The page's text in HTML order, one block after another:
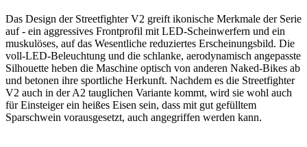
Das Design der Streetfighter V2 greift ikonische Merkmale der Serie
auf - ein aggressives Frontprofil mit LED-Scheinwerfern und ein
muskulöses, auf das Wesentliche reduziertes Erscheinungsbild. Die
voll-LED-Beleuchtung und die schlanke, aerodynamisch angepasste
Silhouette heben die Maschine optisch von anderen Naked-Bikes ab
und betonen ihre sportliche Herkunft. Nachdem es die Streetfighter
V2 auch in der A2 tauglichen Variante kommt, wird sie wohl auch
für Einsteiger ein heißes Eisen sein, dass mit gut gefülltem
Sparschwein vorausgesetzt, auch angegriffen werden kann.